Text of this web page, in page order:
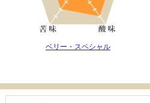
ベリー・スペシャル